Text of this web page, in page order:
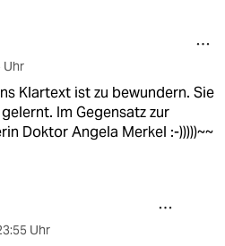
Uhr
Klartext ist zu bewundern. Sie
Im Gegensatz zur
Doktor Angela Merkel :-)))))~~
Uhr